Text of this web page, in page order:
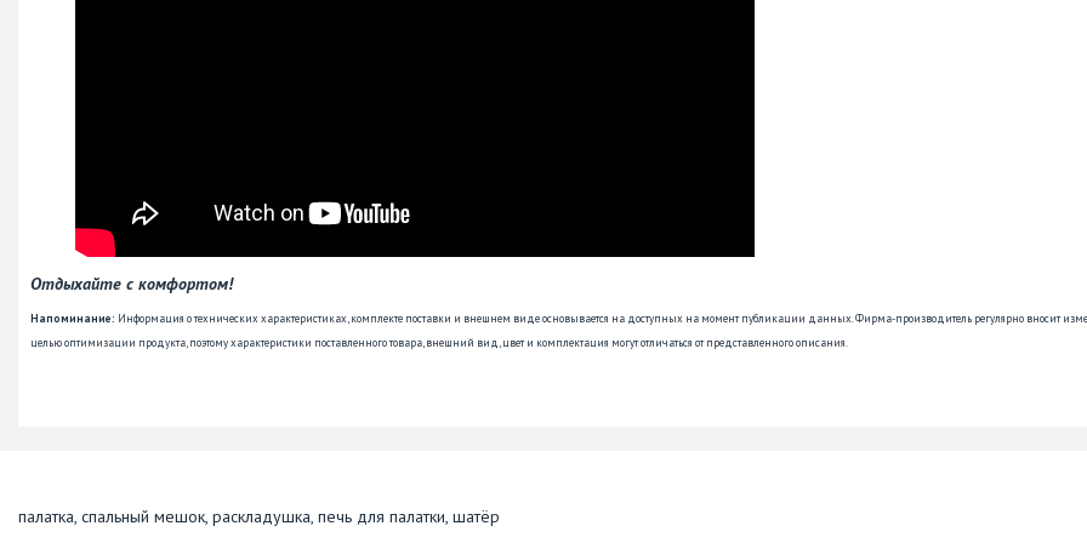
Отдыхайте с комфортом!
Напоминание: Информация о технических характеристиках, комплекте поставки и внешнем виде основывается на доступных на момент публикации данных. Фирма-производитель регулярно вносит
целью оптимизации продукта, поэтому характеристики поставленного товара, внешний вид, цвет и комплектация могут отличаться от представленного описания.
палатка, спальный мешок, раскладушка, печь для палатки, шатёр